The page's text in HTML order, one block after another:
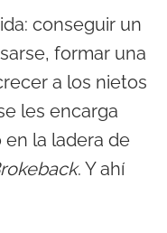
conseguir un
formar una
a los nietos
les encarga
en la ladera de
. Y ahí